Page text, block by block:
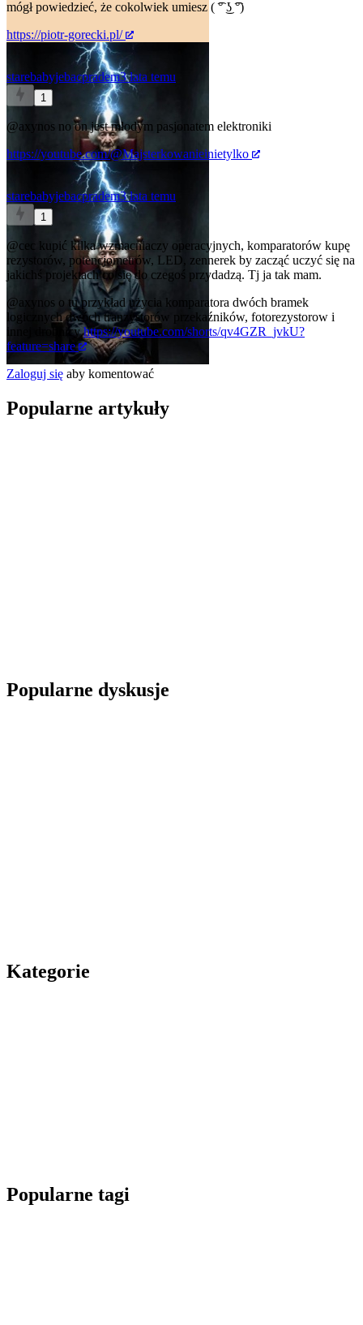
mógł powiedzieć, że cokolwiek umiesz ( ͡° ͜ʖ ͡°)
https://piotr-gorecki.pl/
starebabyjebacpradem3 lata temu
1
@axynos no on jest młodym pasjonatem elektroniki
https://youtube.com/@Majsterkowanieinietylko
starebabyjebacpradem3 lata temu
1
@cec
kupić kilka wzmacniaczy operacyjnych, komparatorów kupę
rezystorów, potencjometrów, LED, zennerek by zacząć uczyć się na
jakichś projektach co się do czegoś przydadzą. Tj ja tak mam.
@axynos o tu przykład użycia komparatora dwóch bramek
logicznych dwóch tranzystorów przekaźników, fotorezystorow i
innej drobnicyhttps://youtube.com/shorts/qv4GZR_jvkU?
feature=share
Zaloguj się aby komentować
Popularne artykuły
Popularne dyskusje
Kategorie
Popularne tagi